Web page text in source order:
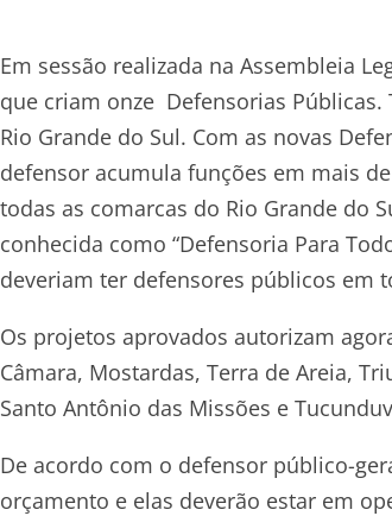
Em sessão realizada na Assembleia
que criam onze Defensorias
Rio Grande do Sul. Com as novas
defensor acumula funções em mais
todas as comarcas do Rio Grande do
conhecida como “Defensoria Para
deveriam ter defensores públicos em
Os projetos aprovados autorizam
Câmara, Mostardas, Terra de Areia,
Santo Antônio das Missões e
De acordo com o defensor público-
orçamento e elas deverão estar em